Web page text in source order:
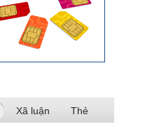
(tab hoạt động)
Xã luận Thẻ